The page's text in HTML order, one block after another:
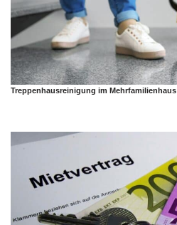
Treppenhausreinigung im Mehrfamilienhaus